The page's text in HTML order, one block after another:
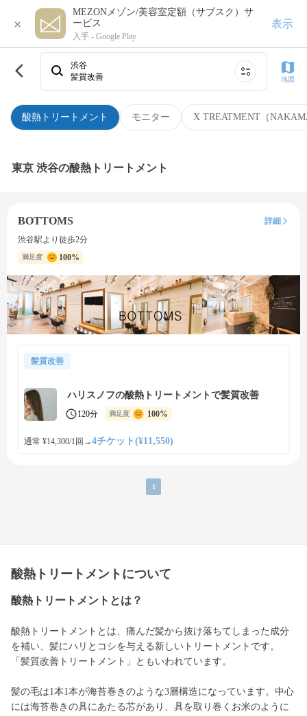
×
MEZONメゾン/美容室定額（サブスク）サ
ービス
入手 - Google Play
表示
酸熱トリートメント モニター X TREATMENT（
渋谷
髪質改善
地図
東京 渋谷の酸熱トリートメント
BOTTOMS
詳細
渋谷駅より徒歩2分
満足度 100%
髪質改善
ハリスノフの酸熱トリートメントで髪質改善
120分 満足度 100%
通常 ¥14,300/1回 →4チケット(¥11,550)
1
酸熱トリートメントについて
酸熱トリートメントとは？
酸熱トリートメントとは、痛んだ髪から抜け落ちてしまった成分
を補い、髪にハリとコシを与える新しいトリートメントです。
「髪質改善トリートメント」ともいわれています。
髪の毛は1本1本が海苔巻きのような3層構造になっています。中心
には海苔巻きの具にあたる芯があり、具を取り巻くお米のように